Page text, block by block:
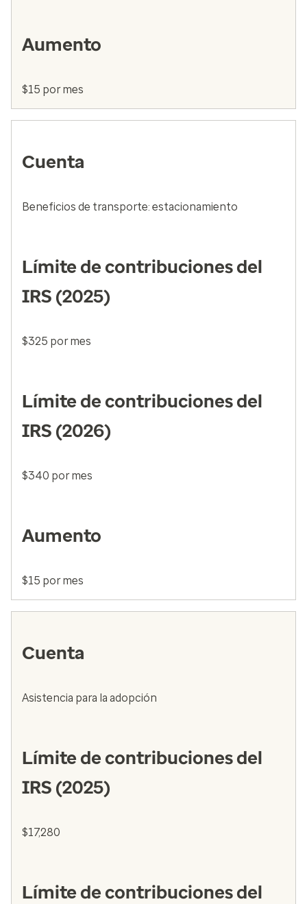
Aumento
$15 por mes
Cuenta
Beneficios de transporte: estacionamiento
Límite de contribuciones del
IRS (2025)
$325 por mes
Límite de contribuciones del
IRS (2026)
$340 por mes
Aumento
$15 por mes
Cuenta
Asistencia para la adopción
Límite de contribuciones del
IRS (2025)
$17,280
Límite de contribuciones del